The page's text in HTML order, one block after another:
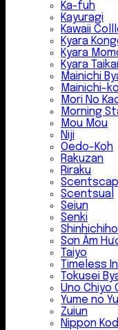
Ka-fuh
Kayuragi
Kawaii
Kyara
Kyara
Kyara
Mainichi
Mainichi-
Mori No
Morning
Mou Mou
Niji
Oedo-Koh
Rakuzan
Riraku
Scentsual
Seiun
Senki
Sơn Âm
Taiyo
Timeless
Tokusei
Uno Chiyo
Yume no
Zuiun
Nippon